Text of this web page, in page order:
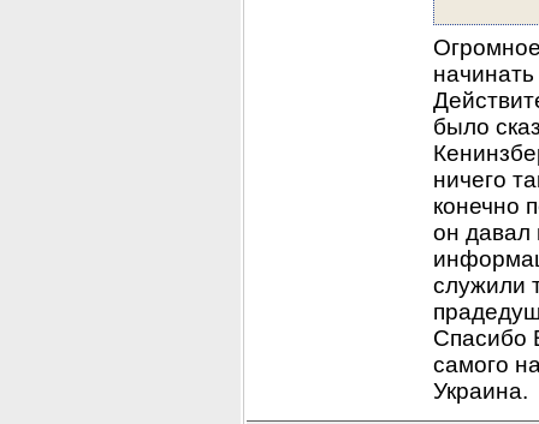
было
ничего
конечно
он давал
служили
Спасибо
самого
Украина.